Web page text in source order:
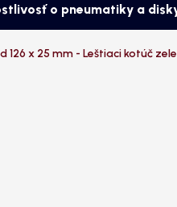
o pneumatiky a
126 x 25 mm - Leštiaci kotúč